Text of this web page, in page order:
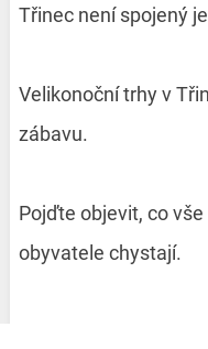
Třinec není spojený
Velikonoční trhy v
zábavu.
Pojďte objevit, co
obyvatele chystají.